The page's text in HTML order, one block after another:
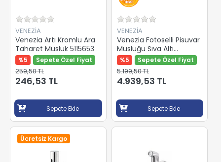
VENEZİA
Venezia Artı Kromlu Ara
Taharet Musluk 5115653
%5 Sepete Özel Fiyat
259,50 TL
246,53 TL
Sepete Ekle
VENEZİA
Venezia Fotoselli Pisuvar
Musluğu Sıva Altı
5013004
%5 Sepete Özel Fiyat
5.199,50 TL
4.939,53 TL
Sepete Ekle
Ücretsiz Kargo